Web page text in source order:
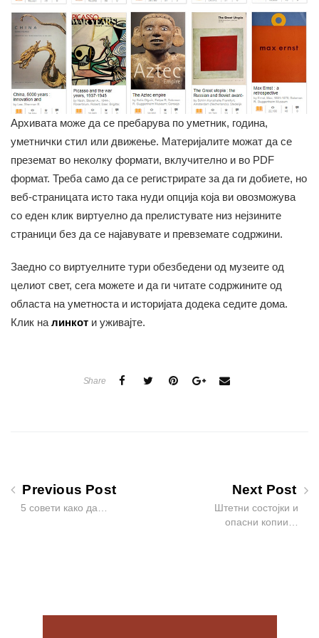
Архивата може да се пребарува по уметник, година,
уметнички стил или движење. Материјалите можат да се
преземат во неколку формати, вклучително и во PDF
формат. Треба само да се регистрирате за да ги добиете, но
веб-страницата исто така нуди опција која ви овозможува
со еден клик виртуелно да прелистувате низ нејзините
страници без да се најавувате и превземате содржини.
Заедно со виртуелните тури обезбедени од музеите од
целиот свет, сега можете и да ги читате содржините од
областа на уметноста и историјата додека седите дома.
Клик на линкот и уживајте.
Share
Previous Post
5 совети како да…
Next Post
Штетни состојки и
опасни копии…